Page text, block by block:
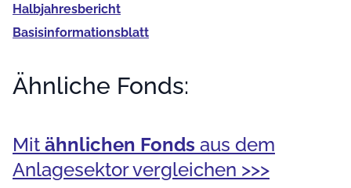
Halb­jahres­bericht
Basis­informationsblatt
Ähnliche Fonds:
Mit ähnlichen Fonds aus dem
Anlagesektor vergleichen >>>